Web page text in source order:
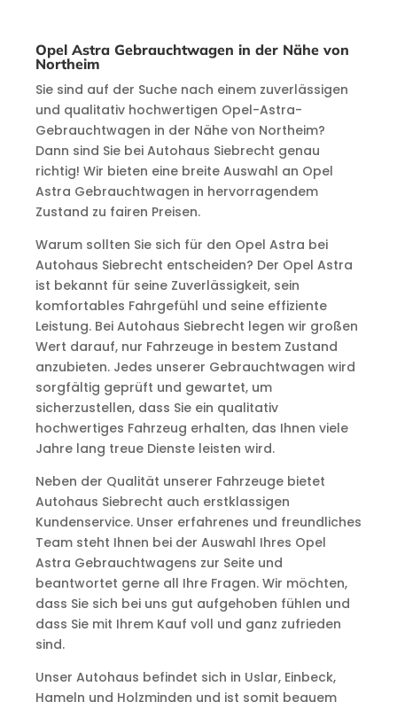
Opel Astra Gebrauchtwagen in der Nähe von
Northeim
Sie sind auf der Suche nach einem zuverlässigen
und qualitativ hochwertigen Opel-Astra-
Gebrauchtwagen in der Nähe von Northeim?
Dann sind Sie bei Autohaus Siebrecht genau
richtig! Wir bieten eine breite Auswahl an Opel
Astra Gebrauchtwagen in hervorragendem
Zustand zu fairen Preisen.
Warum sollten Sie sich für den Opel Astra bei
Autohaus Siebrecht entscheiden? Der Opel Astra
ist bekannt für seine Zuverlässigkeit, sein
komfortables Fahrgefühl und seine effiziente
Leistung. Bei Autohaus Siebrecht legen wir großen
Wert darauf, nur Fahrzeuge in bestem Zustand
anzubieten. Jedes unserer Gebrauchtwagen wird
sorgfältig geprüft und gewartet, um
sicherzustellen, dass Sie ein qualitativ
hochwertiges Fahrzeug erhalten, das Ihnen viele
Jahre lang treue Dienste leisten wird.
Neben der Qualität unserer Fahrzeuge bietet
Autohaus Siebrecht auch erstklassigen
Kundenservice. Unser erfahrenes und freundliches
Team steht Ihnen bei der Auswahl Ihres Opel
Astra Gebrauchtwagens zur Seite und
beantwortet gerne all Ihre Fragen. Wir möchten,
dass Sie sich bei uns gut aufgehoben fühlen und
dass Sie mit Ihrem Kauf voll und ganz zufrieden
sind.
Unser Autohaus befindet sich in Uslar, Einbeck,
Hameln und Holzminden und ist somit bequem